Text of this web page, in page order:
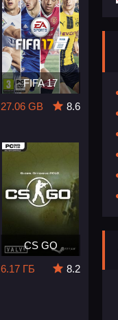
FIFA 17
27.06 GB
8.6
CS GO
6.17 ГБ
8.2